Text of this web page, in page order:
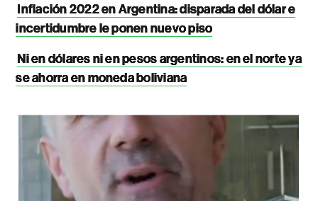
Inflación 2022 en Argentina: disparada del dólar e
incertidumbre le ponen nuevo piso
Ni en dólares ni en pesos argentinos: en el norte ya
se ahorra en moneda boliviana